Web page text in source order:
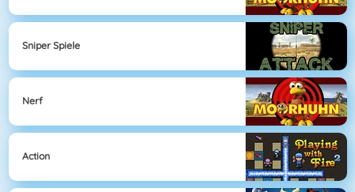
Sniper Spiele
Nerf
Action